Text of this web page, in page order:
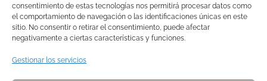
consentimiento de estas tecnologías nos permitirá procesar datos como
el comportamiento de navegación o las identificaciones únicas en este
sitio. No consentir o retirar el consentimiento, puede afectar
negativamente a ciertas características y funciones.
Gestionar los servicios
AVISOS LEGALES
Aviso Legal
Politica de Cookies
Política de privacidad